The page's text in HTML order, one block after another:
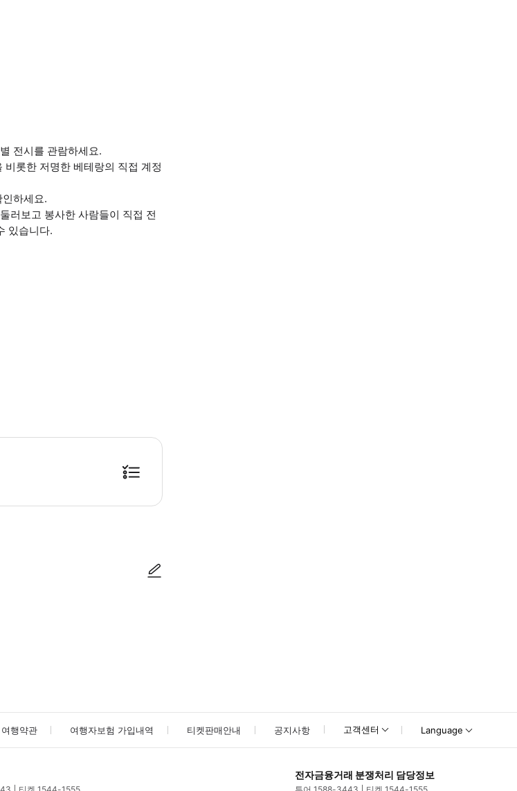
전시를 관람하세요.
롯한 저명한 베테랑의 직접 계정
하세요.
러보고 봉사한 사람들이 직접 전
있습니다.
방 검색 대상입니다. * 무기, 음식, 음료, 자전거, 스케이트보드, 스쿠터 반입 금지 * 신분증이 없는 현역 군인, 티켓 불필요 *
여행약관 여행자보험 가입내역 티켓판매안내 공지사항 고객센터 Language
전자금융거래 분쟁처리 담당정보